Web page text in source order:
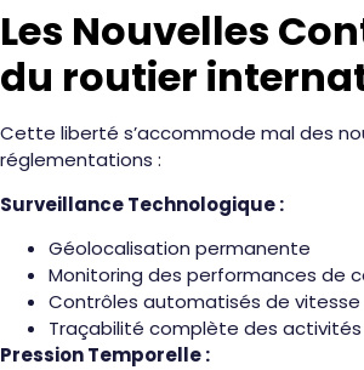
Les Nouvelles
du routier
Cette liberté s’accommode mal des
réglementations :
Surveillance Technologique :
Géolocalisation permanente
Monitoring des performances de
Contrôles automatisés de vitesse
Traçabilité complète des activités
Pression Temporelle :